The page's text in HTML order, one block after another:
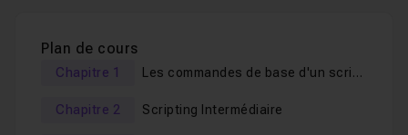
script
Comprendre comment utiliser les WildCards
Plan de cours
Chapitre 1
Les commandes de base d'un script
Chapitre 2
Scripting Intermédiaire